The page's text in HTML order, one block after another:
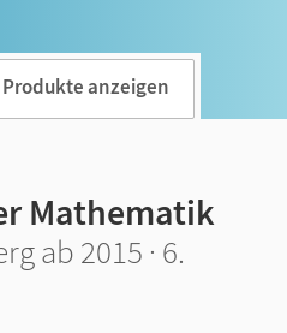
anzeigen
Mathematik
ab 2015 · 6.